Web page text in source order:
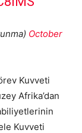
October
Kuvveti
Afrika’dan
Kuvveti